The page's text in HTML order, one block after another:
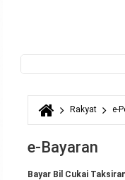
Borang carian
Anda di sini
Rakyat e-
e-Bayaran
Bayar Bil Cukai